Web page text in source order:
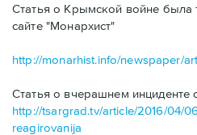
Статья о Крымской войне была
сайте "Монархист"
http://monarhist.info/newspaper/
Статья о вчерашнем инциденте
http://tsargrad.tv/article/2016/04/
reagirovanija